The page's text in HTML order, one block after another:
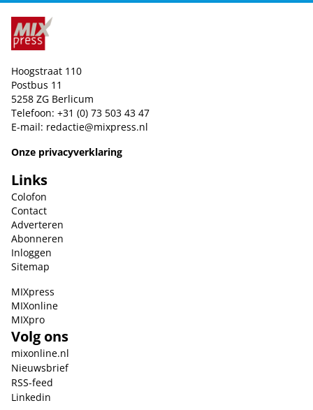
Hoogstraat 110
Postbus 11
5258 ZG Berlicum
Telefoon: +31 (0) 73 503 43 47
E-mail: redactie@mixpress.nl
Onze privacyverklaring
Links
Colofon
Contact
Adverteren
Abonneren
Inloggen
Sitemap
MIXpress
MIXonline
MIXpro
Volg ons
mixonline.nl
Nieuwsbrief
RSS-feed
Linkedin